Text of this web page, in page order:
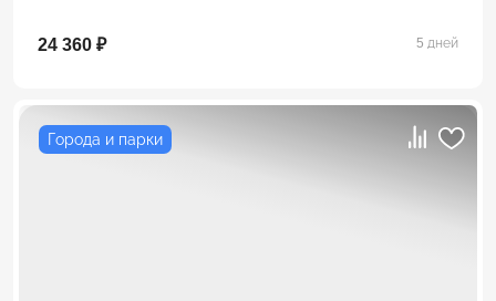
24 360 ₽ 5 дней
Города и парки